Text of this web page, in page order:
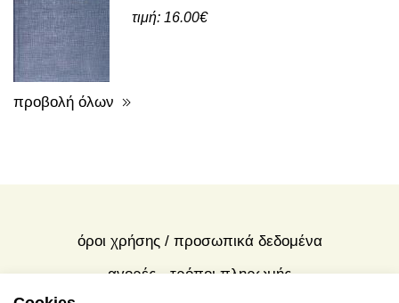
τιμή: 16.00€
προβολή όλων
όροι χρήσης / προσωπικά δεδομένα
αγορές - τρόποι πληρωμής